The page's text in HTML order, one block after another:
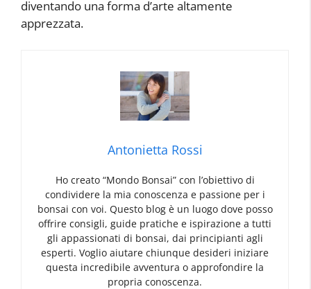
diventando una forma d’arte altamente
apprezzata.
Antonietta Rossi
Ho creato “Mondo Bonsai” con l’obiettivo di
condividere la mia conoscenza e passione per i
bonsai con voi. Questo blog è un luogo dove posso
offrire consigli, guide pratiche e ispirazione a tutti
gli appassionati di bonsai, dai principianti agli
esperti. Voglio aiutare chiunque desideri iniziare
questa incredibile avventura o approfondire la
propria conoscenza.